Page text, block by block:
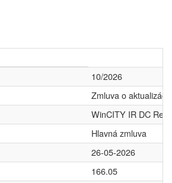
10/2026
Zmluva o
WinCITY IR DC
Hlavná zmluva
26-05-2026
166.05